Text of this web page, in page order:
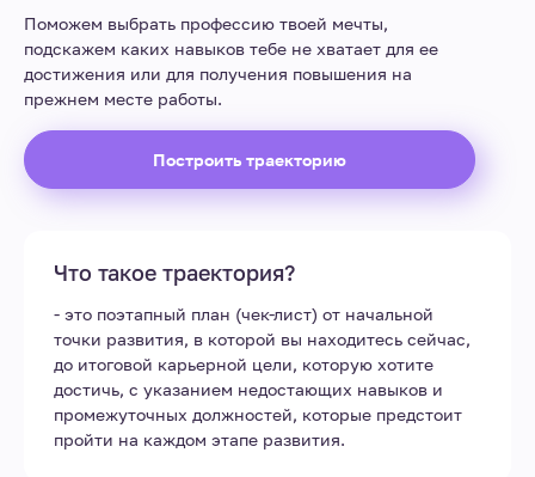
Поможем выбрать профессию твоей мечты,
подскажем каких навыков тебе не хватает для ее
достижения или для получения повышения на
прежнем месте работы.
Построить траекторию
Что такое траектория?
- это поэтапный план (чек-лист) от начальной
точки развития, в которой вы находитесь сейчас,
до итоговой карьерной цели, которую хотите
достичь, с указанием недостающих навыков и
промежуточных должностей, которые предстоит
пройти на каждом этапе развития.